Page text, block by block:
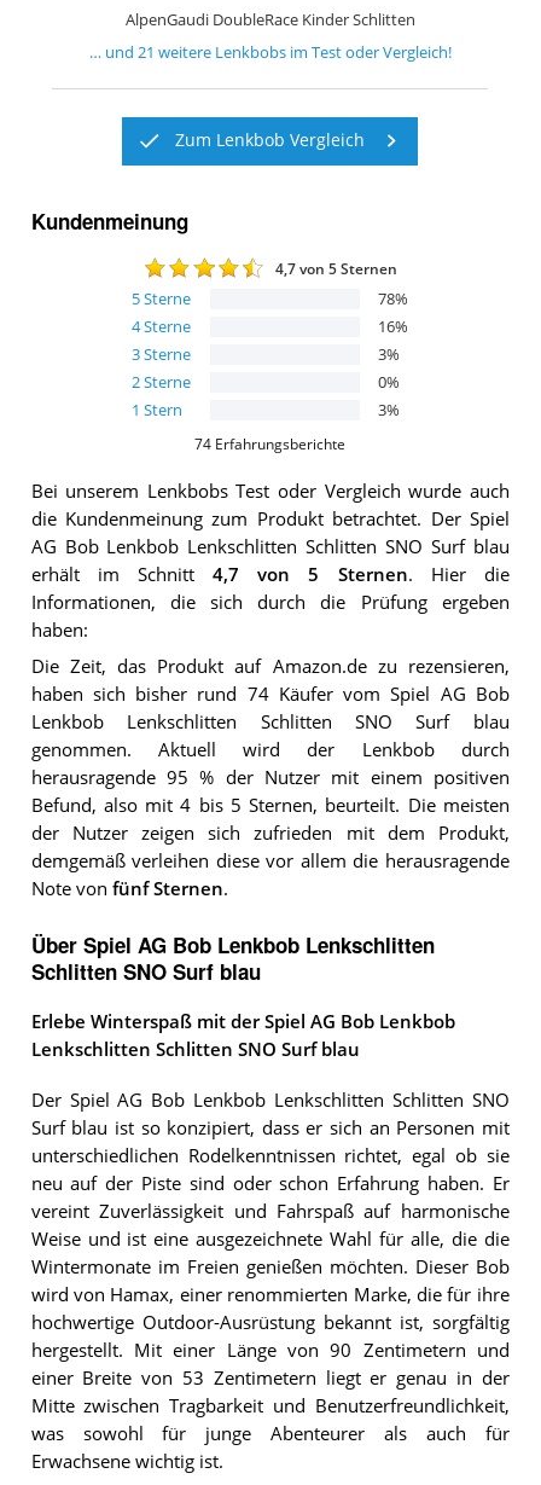
AlpenGaudi DoubleRace Kinder Schlitten
… und 21 weitere Lenkbobsim Test oder Vergleich!
Zum Lenkbob Vergleich
Kundenmeinung
4,7von 5 Sternen
5Sterne 78%
4Sterne 16%
3Sterne 3%
2Sterne 0%
1 Stern 3%
74 Erfahrungsberichte
Bei unserem LenkbobsTest oder Vergleich wurde auch
die Kundenmeinung zum Produkt betrachtet. Der Spiel
AG Bob Lenkbob Lenkschlitten Schlitten SNO Surf blau
erhält im Schnitt4,7 von 5 Sternen. Hier die
Informationen, die sich durch die Prüfung ergeben
haben:
Die Zeit, das Produkt auf Amazon.de zu rezensieren,
haben sich bisher rund 74 Käufer vom Spiel AG Bob
Lenkbob Lenkschlitten Schlitten SNO Surf blau
genommen. Aktuell wird der Lenkbob durch
herausragende 95 % der Nutzer mit einem positiven
Befund, also mit 4 bis 5 Sternen, beurteilt. Die meisten
der Nutzer zeigen sich zufrieden mit dem Produkt,
demgemäß verleihen diese vor allem die herausragende
Note von fünf Sternen.
Über Spiel AG Bob Lenkbob Lenkschlitten
Schlitten SNO Surf blau
Erlebe Winterspaß mit der Spiel AG Bob Lenkbob
Lenkschlitten Schlitten SNO Surf blau
Der Spiel AG Bob Lenkbob Lenkschlitten Schlitten SNO
Surf blau ist so konzipiert, dass er sich an Personen mit
unterschiedlichen Rodelkenntnissen richtet, egal ob sie
neu auf der Piste sind oder schon Erfahrung haben. Er
vereint Zuverlässigkeit und Fahrspaß auf harmonische
Weise und ist eine ausgezeichnete Wahl für alle, die die
Wintermonate im Freien genießen möchten. Dieser Bob
wird von Hamax, einer renommierten Marke, die für ihre
hochwertige Outdoor-Ausrüstung bekannt ist, sorgfältig
hergestellt. Mit einer Länge von 90 Zentimetern und
einer Breite von 53 Zentimetern liegt er genau in der
Mitte zwischen Tragbarkeit und Benutzerfreundlichkeit,
was sowohl für junge Abenteurer als auch für
Erwachsene wichtig ist.